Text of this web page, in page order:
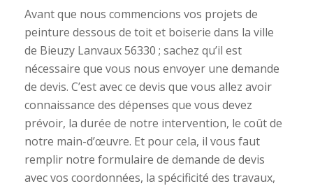
Avant que nous commencions vos projets de
peinture dessous de toit et boiserie dans la ville
de Bieuzy Lanvaux 56330 ; sachez qu’il est
nécessaire que vous nous envoyer une demande
de devis. C’est avec ce devis que vous allez avoir
connaissance des dépenses que vous devez
prévoir, la durée de notre intervention, le coût de
notre main-d’œuvre. Et pour cela, il vous faut
remplir notre formulaire de demande de devis
avec vos coordonnées, la spécificité des travaux,